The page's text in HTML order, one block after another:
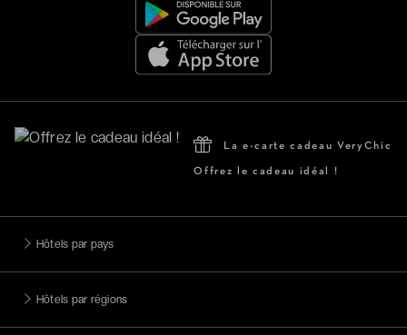
La e-carte cadeau VeryChic
Offrez le cadeau idéal !
Hôtels par pays
Hôtels par régions